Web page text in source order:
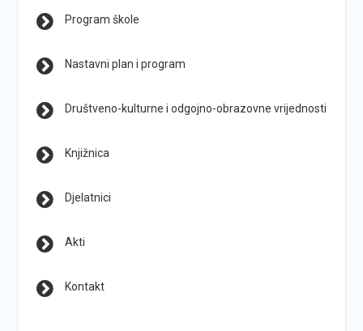
Program škole
Nastavni plan i program
Društveno-kulturne i odgojno-obrazovne vrijednosti
Knjižnica
Djelatnici
Akti
Kontakt